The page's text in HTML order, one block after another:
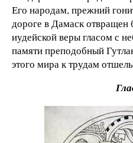
Его народам, прежний
дороге в Дамаск отвращен
иудейской веры гласом с
памяти преподобный
этого мира к трудам